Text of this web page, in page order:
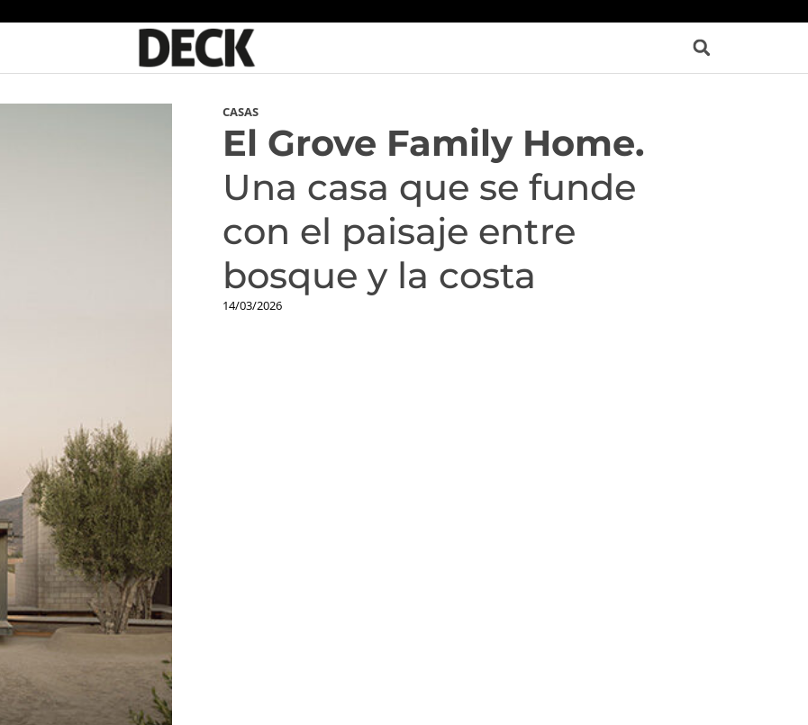
CASAS
El Grove Family Home.
Una casa que se funde
con el paisaje entre
bosque y la costa
14/03/2026